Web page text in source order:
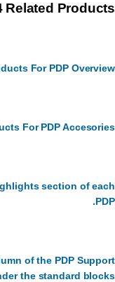
Related
For PDP
For PDP
section of
of the PDP
the standard